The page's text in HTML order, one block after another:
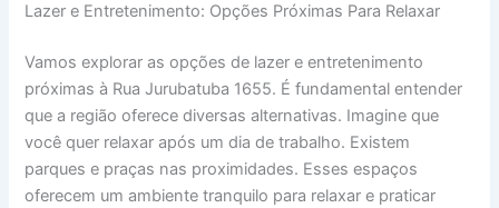
Lazer e Entretenimento: Opções Próximas Para Relaxar
Vamos explorar as opções de lazer e entretenimento
próximas à Rua Jurubatuba 1655. É fundamental entender
que a região oferece diversas alternativas. Imagine que
você quer relaxar após um dia de trabalho. Existem
parques e praças nas proximidades. Esses espaços
oferecem um ambiente tranquilo para relaxar e praticar